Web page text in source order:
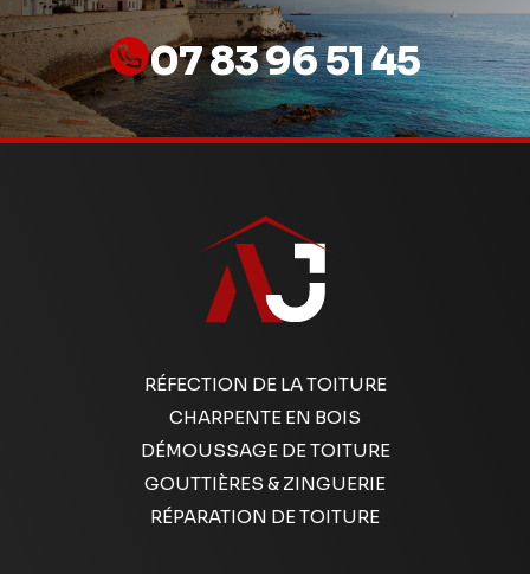
07 83 96 51 45
RÉFECTION DE LA TOITURE
CHARPENTE EN BOIS
DÉMOUSSAGE DE TOITURE
GOUTTIÈRES & ZINGUERIE
RÉPARATION DE TOITURE